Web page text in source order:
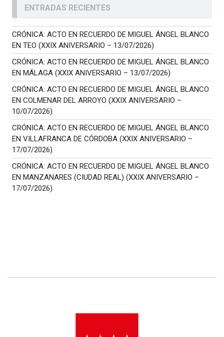
ENTRADAS RECIENTES
CRÓNICA: ACTO EN RECUERDO DE MIGUEL ÁNGEL BLANCO
EN TEO (XXIX ANIVERSARIO – 13/07/2026)
CRÓNICA: ACTO EN RECUERDO DE MIGUEL ÁNGEL BLANCO
EN MÁLAGA (XXIX ANIVERSARIO – 13/07/2026)
CRÓNICA: ACTO EN RECUERDO DE MIGUEL ÁNGEL BLANCO
EN COLMENAR DEL ARROYO (XXIX ANIVERSARIO –
10/07/2026)
CRÓNICA: ACTO EN RECUERDO DE MIGUEL ÁNGEL BLANCO
EN VILLAFRANCA DE CÓRDOBA (XXIX ANIVERSARIO –
17/07/2026)
CRÓNICA: ACTO EN RECUERDO DE MIGUEL ÁNGEL BLANCO
EN MANZANARES (CIUDAD REAL) (XXIX ANIVERSARIO –
17/07/2026)